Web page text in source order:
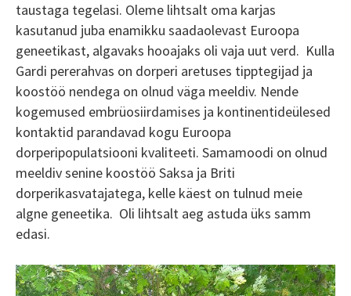
taustaga tegelasi. Oleme lihtsalt oma karjas
kasutanud juba enamikku saadaolevast Euroopa
geneetikast, algavaks hooajaks oli vaja uut verd. Kulla
Gardi pererahvas on dorperi aretuses tipptegijad ja
koostöö nendega on olnud väga meeldiv. Nende
kogemused embrüosiirdamises ja kontinentideülesed
kontaktid parandavad kogu Euroopa
dorperipopulatsiooni kvaliteeti. Samamoodi on olnud
meeldiv senine koostöö Saksa ja Briti
dorperikasvatajatega, kelle käest on tulnud meie
algne geneetika. Oli lihtsalt aeg astuda üks samm
edasi.